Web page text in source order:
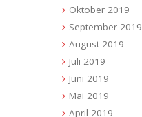
Oktober 2019
September 2019
August 2019
Juli 2019
Juni 2019
Mai 2019
April 2019